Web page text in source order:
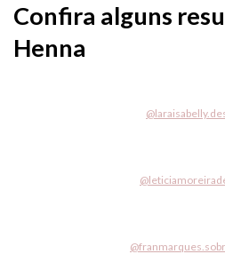
Confira alguns
Henna
@
@
@